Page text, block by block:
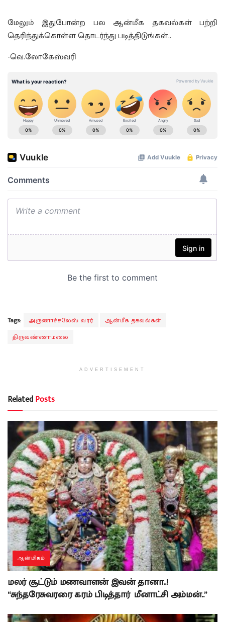
மேலும் இதுபோன்ற பல ஆன்மீக தகவல்கள் பற்றி
தெரிந்துக்கொள்ள தொடர்ந்து படித்திடுங்கள்..
-வெ.லோகேஸ்வரி
Tags: அருணாச்சலேஸ் வரர்
ஆன்மீக தகவல்கள்
திருவண்ணாமலை
ADVERTISEMENT
RelatedPosts
ஆன்மிகம்
மலர் சூட்டும் மணவாளன் இவன் தானா..!
“சுந்தரேசுவரரை கரம் பிடித்தார் மீனாட்சி அம்மன்..”